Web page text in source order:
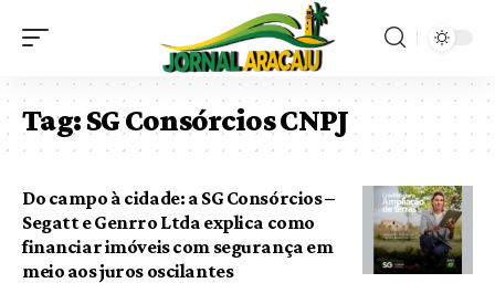
Tag:SG Consórcios CNPJ
Do campo à cidade: a SG Consórcios –
Segatt e Genrro Ltda explica como
financiar imóveis com segurança em
meio aos juros oscilantes